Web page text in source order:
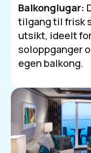
Balkonglugar:
tilgang til frisk
utsikt, ideelt
soloppganger
egen balkong.